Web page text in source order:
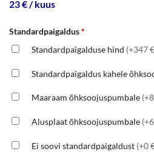
23 € / kuus
Standardpaigaldus*
Standardpaigalduse hind (+347
Standardpaigaldus kahele
Maaraam õhksoojuspumbale
Alusplaat õhksoojuspumbale
Ei soovi standardpaigaldust (+0